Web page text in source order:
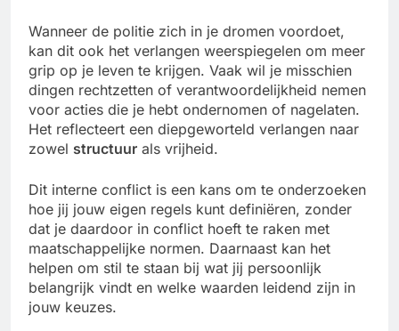
Wanneer de politie zich in je dromen voordoet,
kan dit ook het verlangen weerspiegelen om meer
grip op je leven te krijgen. Vaak wil je misschien
dingen rechtzetten of verantwoordelijkheid nemen
voor acties die je hebt ondernomen of nagelaten.
Het reflecteert een diepgeworteld verlangen naar
zowel structuur als vrijheid.
Dit interne conflict is een kans om te onderzoeken
hoe jij jouw eigen regels kunt definiëren, zonder
dat je daardoor in conflict hoeft te raken met
maatschappelijke normen. Daarnaast kan het
helpen om stil te staan bij wat jij persoonlijk
belangrijk vindt en welke waarden leidend zijn in
jouw keuzes.